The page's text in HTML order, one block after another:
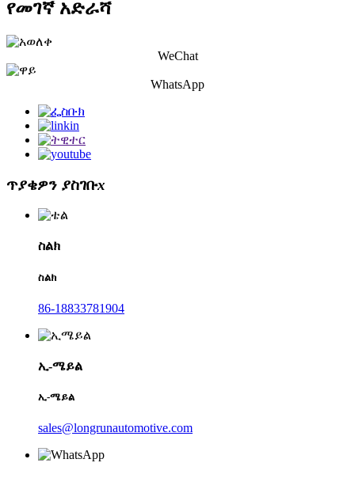
የመገኛ አድራሻ
WeChat
WhatsApp
ጥያቄዎን ያስገቡx
ስልክ
ስልክ
86-18833781904
ኢ-ሜይል
ኢ-ሜይል
sales@longrunautomotive.com